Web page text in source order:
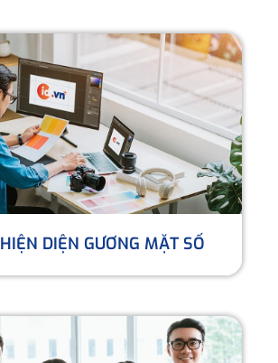
HIỆN DIỆN GƯƠNG MẶT SỐ